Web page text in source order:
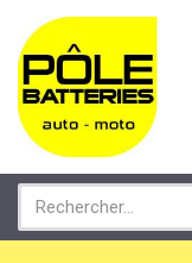
Aller
au
contenu